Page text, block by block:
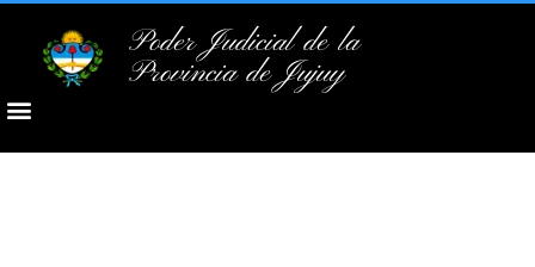
Poder Judicial de la
Provincia de Jujuy